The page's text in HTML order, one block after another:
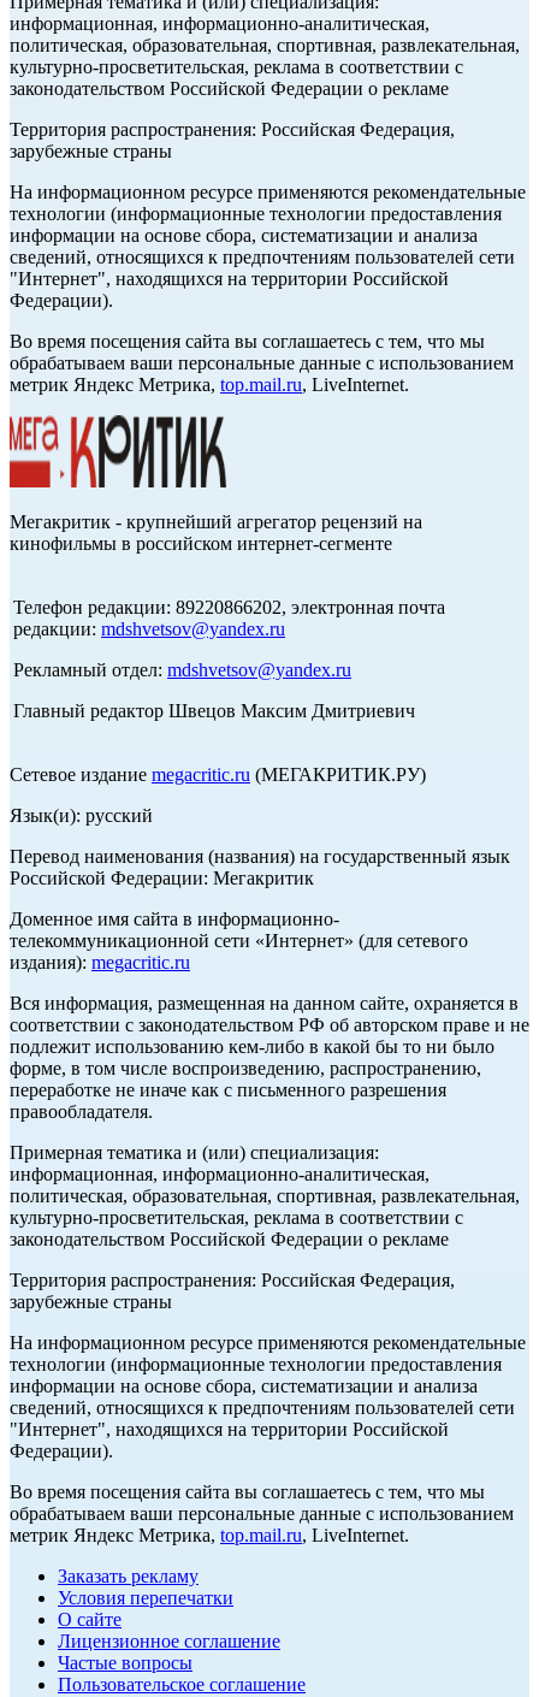
информационная, информационно-аналитическая,
политическая, образовательная, спортивная, развлекательная,
культурно-просветительская, реклама в соответствии с
законодательством Российской Федерации о рекламе
Территория распространения: Российская Федерация,
зарубежные страны
На информационном ресурсе применяются рекомендательные
технологии (информационные технологии предоставления
информации на основе сбора, систематизации и анализа
сведений, относящихся к предпочтениям пользователей сети
"Интернет", находящихся на территории Российской
Федерации).
Во время посещения сайта вы соглашаетесь с тем, что мы
обрабатываем ваши персональные данные с использованием
метрик Яндекс Метрика, top.mail.ru, LiveInternet.
Мегакритик - крупнейший агрегатор рецензий на
кинофильмы в российском интернет-сегменте
Телефон редакции: 89220866202, электронная почта
редакции: mdshvetsov@yandex.ru
Рекламный отдел: mdshvetsov@yandex.ru
Главный редактор Швецов Максим Дмитриевич
Сетевое издание megacritic.ru (МЕГАКРИТИК.РУ)
Язык(и): русский
Перевод наименования (названия) на государственный язык
Российской Федерации: Мегакритик
Доменное имя сайта в информационно-
телекоммуникационной сети «Интернет» (для сетевого
издания): megacritic.ru
Вся информация, размещенная на данном сайте, охраняется в
соответствии с законодательством РФ об авторском праве и не
подлежит использованию кем-либо в какой бы то ни было
форме, в том числе воспроизведению, распространению,
переработке не иначе как с письменного разрешения
правообладателя.
Примерная тематика и (или) специализация:
информационная, информационно-аналитическая,
политическая, образовательная, спортивная, развлекательная,
культурно-просветительская, реклама в соответствии с
законодательством Российской Федерации о рекламе
Территория распространения: Российская Федерация,
зарубежные страны
На информационном ресурсе применяются рекомендательные
технологии (информационные технологии предоставления
информации на основе сбора, систематизации и анализа
сведений, относящихся к предпочтениям пользователей сети
"Интернет", находящихся на территории Российской
Федерации).
Во время посещения сайта вы соглашаетесь с тем, что мы
обрабатываем ваши персональные данные с использованием
метрик Яндекс Метрика, top.mail.ru, LiveInternet.
Заказать рекламу
Условия перепечатки
О сайте
Лицензионное соглашение
Частые вопросы
Пользовательское соглашение